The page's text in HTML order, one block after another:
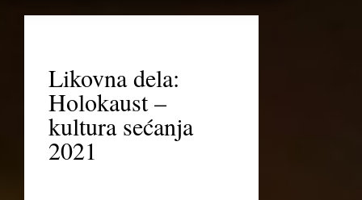
Likovna dela:
Holokaust –
kultura sećanja
2021